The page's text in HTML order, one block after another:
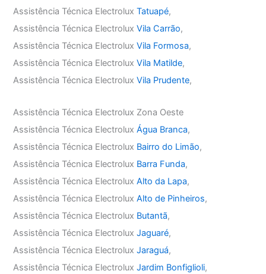
Assistência Técnica ElectroluxTatuapé,
Assistência Técnica ElectroluxVila Carrão,
Assistência Técnica ElectroluxVila Formosa,
Assistência Técnica ElectroluxVila Matilde,
Assistência Técnica ElectroluxVila Prudente,
Assistência Técnica Electrolux Zona Oeste
Assistência Técnica ElectroluxÁgua Branca,
Assistência Técnica Electrolux Bairro do Limão,
Assistência Técnica Electrolux Barra Funda,
Assistência Técnica ElectroluxAlto da Lapa,
Assistência Técnica ElectroluxAlto de Pinheiros,
Assistência Técnica Electrolux Butantã,
Assistência Técnica ElectroluxJaguaré,
Assistência Técnica ElectroluxJaraguá,
Assistência Técnica ElectroluxJardim Bonfiglioli,